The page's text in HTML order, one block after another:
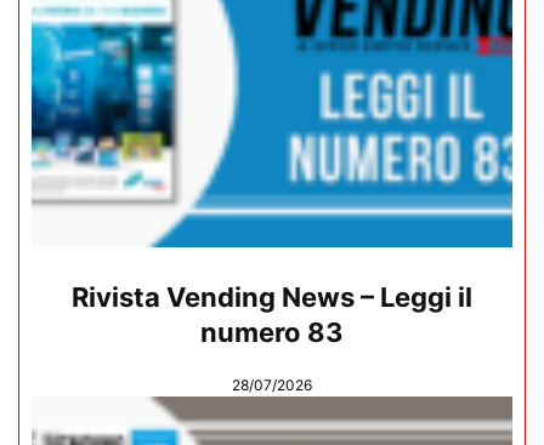
Rivista Vending News – Leggi il
numero 83
28/07/2026